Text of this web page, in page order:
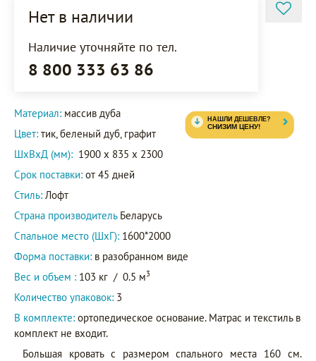
Нет в наличии
Наличие уточняйте по тел.
8 800 333 63 86
Материал: массив дуба
Цвет: тик, беленый дуб, графит
ШxВxД (мм): 1900 x 835 x 2300
Срок поставки: от 45 дней
Стиль: Лофт
Страна производитель Беларусь
Спальное место (ШхГ): 1600*2000
Форма поставки: в разобранном виде
Вес и объем : 103 кг / 0.5 м3
Количество упаковок: 3
В комплекте: ортопедическое основание. Матрас и текстиль в
комплект не входит.
Большая кровать с размером спального места 160 см.